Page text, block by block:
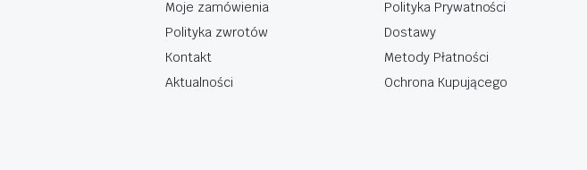
Moje zamówienia
Polityka zwrotów
Kontakt
Aktualności
Polityka Prywatności
Dostawy
Metody Płatności
Ochrona Kupującego